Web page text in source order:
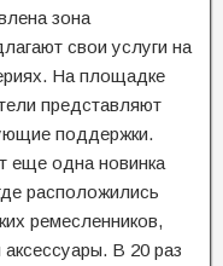
зона
свои услуги на
На площадке
представляют
поддержки.
еще одна новинка
расположились
ремесленников,
В 20 раз